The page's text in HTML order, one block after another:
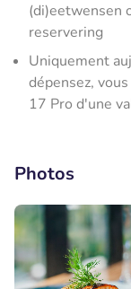
(di)eetwensen
reservering
Uniquement
dépensez,
17 Pro d'une
Photos